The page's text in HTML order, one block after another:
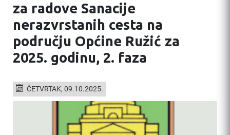
za radove Sanacije
nerazvrstanih cesta na
području Općine Ružić za
2025. godinu, 2. faza
ČETVRTAK, 09.10.2025.